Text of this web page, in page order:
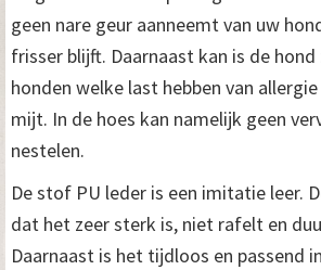
geen nare geur aanneemt van uw
frisser blijft. Daarnaast kan is de
honden welke last hebben van
mijt. In de hoes kan namelijk geen
nestelen.
De stof PU leder is een imitatie leer.
dat het zeer sterk is, niet rafelt en
Daarnaast is het tijdloos en passend